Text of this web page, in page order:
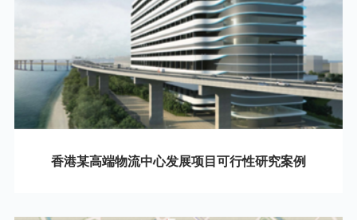
香港某高端物流中心发展项目可行性研究案例